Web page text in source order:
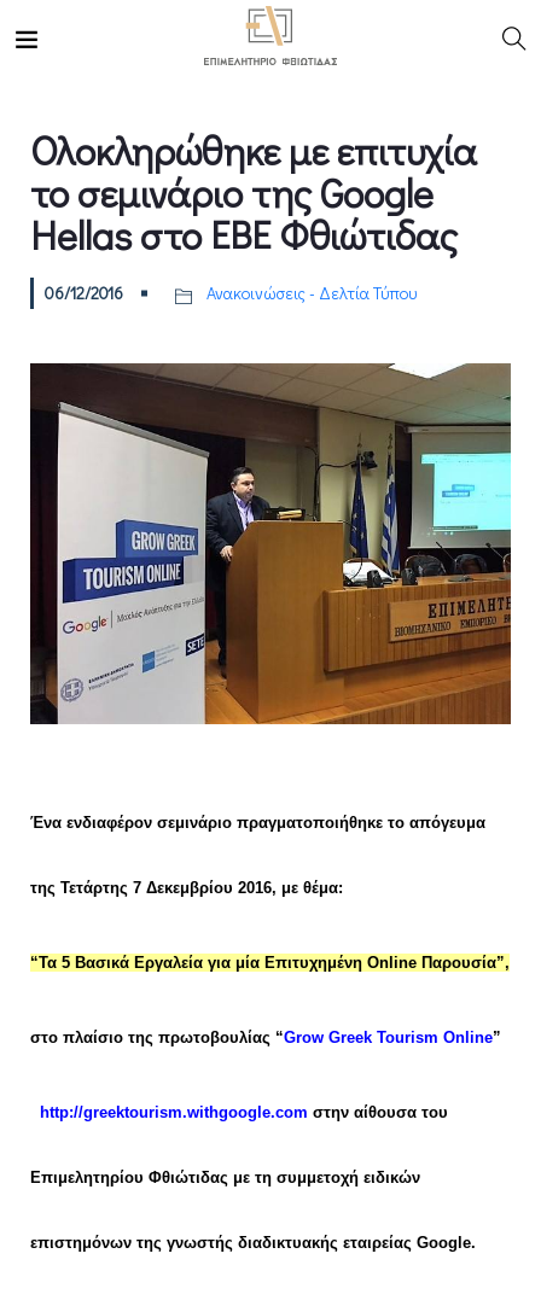
Ολοκληρώθηκε με επιτυχία
το σεμινάριο της Google
Hellas στο ΕΒΕ Φθιώτιδας
06/12/2016 Ανακοινώσεις - Δελτία Τύπου
Ένα ενδιαφέρον σεμινάριο πραγματοποιήθηκε το απόγευμα
της Τετάρτης 7 Δεκεμβρίου 2016, με θέμα:
“Τα 5 Βασικά Εργαλεία για μία Επιτυχημένη Online Παρουσία”,
στο πλαίσιο της πρωτοβουλίας “Grow Greek Tourism Online”
http://greektourism.withgoogle.com στην αίθουσα του
Επιμελητηρίου Φθιώτιδας με τη συμμετοχή ειδικών
επιστημόνων της γνωστής διαδικτυακής εταιρείας Google.